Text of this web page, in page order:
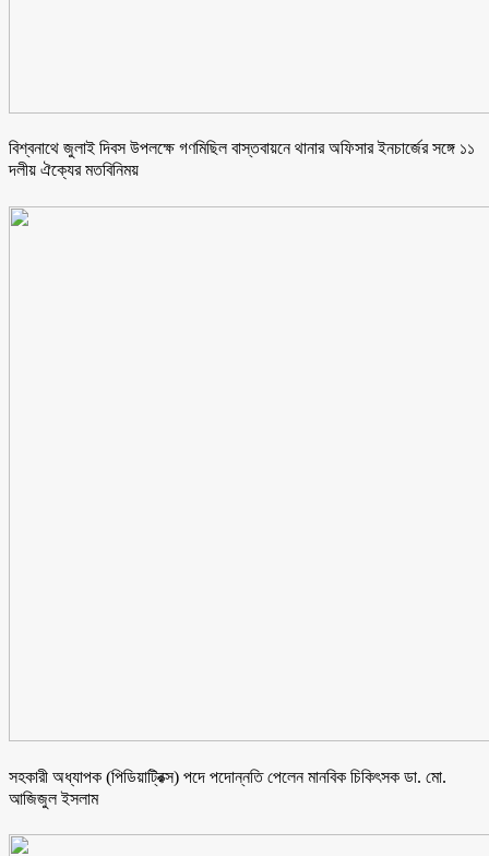
বিশ্বনাথে জুলাই দিবস উপলক্ষে গণমিছিল বাস্তবায়নে থানার অফিসার ইনচার্জের সঙ্গে ১১
দলীয় ঐক্যের মতবিনিময়
সহকারী অধ্যাপক (পিডিয়াট্রিক্স) পদে পদোন্নতি পেলেন মানবিক চিকিৎসক ডা. মো.
আজিজুল ইসলাম